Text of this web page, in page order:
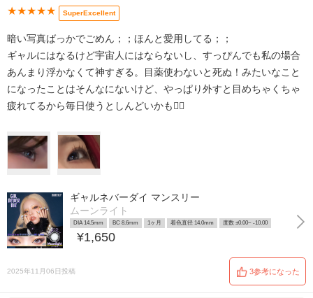
★★★★★ SuperExcellent
暗い写真ばっかでごめん；；ほんと愛用してる；；
ギャルにはなるけど宇宙人にはならないし、すっぴんでも私の場合
あんまり浮かなくて神すぎる。目薬使わないと死ぬ！みたいなこと
になったことはそんなにないけど、やっぱり外すと目めちゃくちゃ
疲れてるから毎日使うとしんどいかも🙂‍↕️
ギャルネバーダイ マンスリー
ムーンライト
DIA 14.5mm BC 8.6mm 1ヶ月 着色直径 14.0mm 度数 ±0.00~ -10.00
¥1,650
2025年11月06日投稿 3参考になった